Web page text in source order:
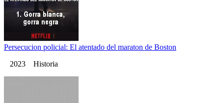
Persecucion policial: El atentado del maraton de Boston
2023 Historia